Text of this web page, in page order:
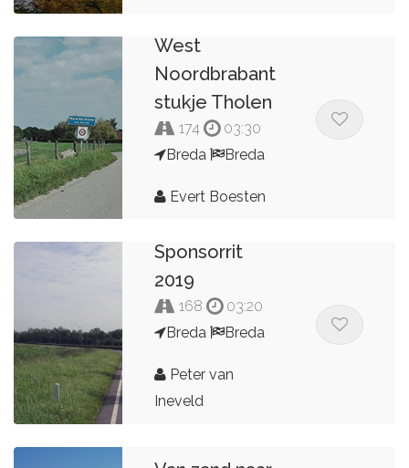
West
Noordbrabant
stukje Tholen
174
03:30
Breda
Breda
Evert Boesten
Sponsorrit
2019
168
03:20
Breda
Breda
Peter van
Ineveld